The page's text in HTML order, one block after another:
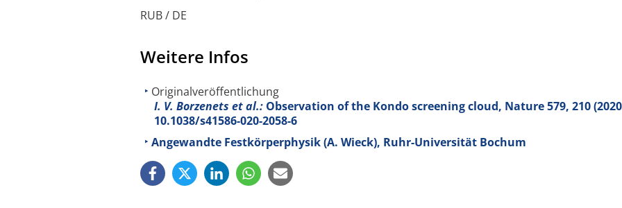
RUB / DE
Weitere Infos
Originalveröffentlichung
I. V. Borzenets et al.: Observation of the Kondo screening cloud, Nature579, 210
10.1038/s41586-020-2058-6
Angewandte Festkörperphysik (A. Wieck), Ruhr-Universität Bochum